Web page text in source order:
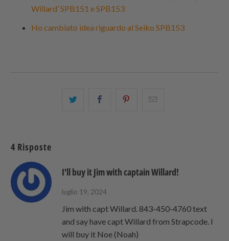
Willard’ SPB151 e SPB153
Ho cambiato idea riguardo al Seiko SPB153
Condividi Share
Condividi
4 Risposte
I'll buy it Jim with captain Willard!
luglio 19, 2024
Jim with capt Willard. 843-450-4760 text
and say have capt Willard from Strapcode. I
will buy it Noe (Noah)